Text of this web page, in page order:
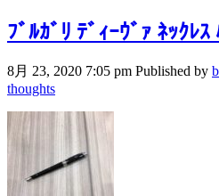
ﾌﾞﾙｶﾞﾘ ﾃﾞｨｰｳﾞｧ ﾈｯｸﾚ
8月 23, 2020 7:05 pm Published by
thoughts